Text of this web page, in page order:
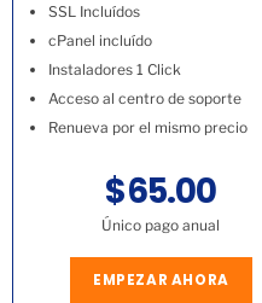
SSL Incluídos
cPanel incluído
Instaladores 1 Click
Acceso al centro de soporte
Renueva por el mismo precio
$65.00
Único pago anual
EMPEZAR AHORA